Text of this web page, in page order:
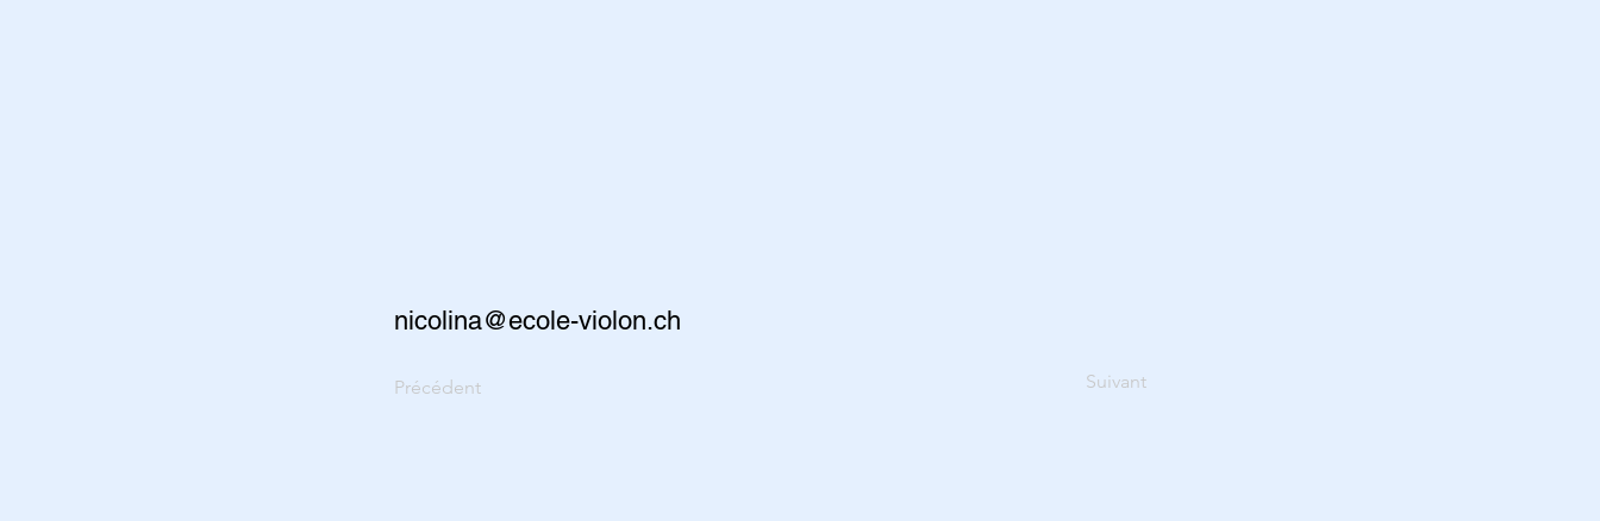
nicolina@ecole-violon.ch
Précédent Suivant